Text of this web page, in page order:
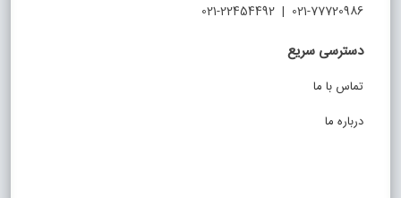
021-77720986 | 021-22454492
دسترسی سریع
تماس با ما
درباره ما